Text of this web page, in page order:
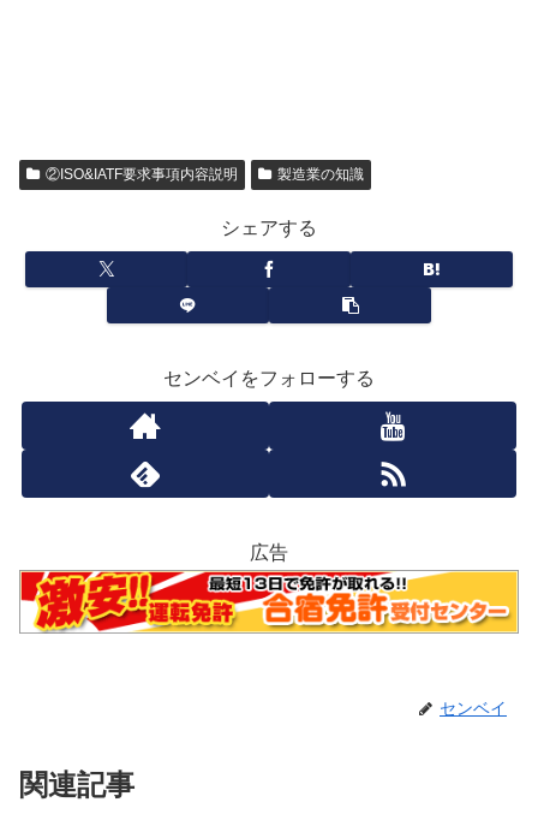
②ISO&IATF要求事項内容説明 製造業の知識
シェアする
センベイをフォローする
広告
センベイ
関連記事